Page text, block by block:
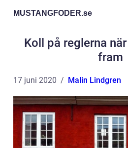
MUSTANGFODER.se
Koll på reglerna
fram
17 juni 2020 Malin Lindgren